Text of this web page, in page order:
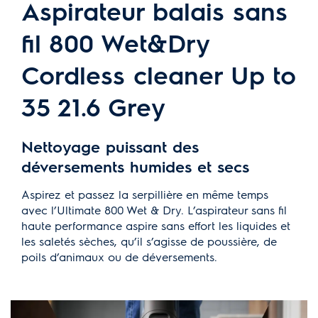
Mode auto: Oui
Base de stationnement: Station de charge
Niveau sonore dB(A) max.: 81
Couleur: Granite Grey
Poids de l'aspirateur (kg): 4.5
Durée de vie min. de la batterie (min): 24
Dimensions en cm (HxLxL): 111.5x28.2x28.2
Tension réseau (V): 21.6
Fonction de stationnement autostable: Oui
Type d'accu: Ions de lithium
Capacité de la batterie (mAh): 4000
Buse Power: Oui
Filtration: E10
Code: EAN 7333394011707
Aspirateur balais sans
fil 800 Wet&Dry
Cordless cleaner Up to
35 21.6 Grey
Nettoyage puissant des
déversements humides et secs
Aspirez et passez la serpillière en même temps
avec l’Ultimate 800 Wet & Dry. L’aspirateur sans fil
haute performance aspire sans effort les liquides et
les saletés sèches, qu’il s’agisse de poussière, de
poils d’animaux ou de déversements.